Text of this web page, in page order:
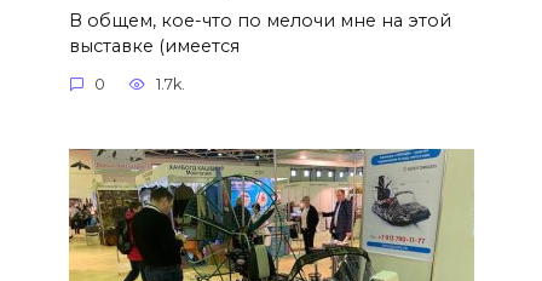
В общем, кое-что по мелочи мне на этой
выставке (имеется
0 1.7k.